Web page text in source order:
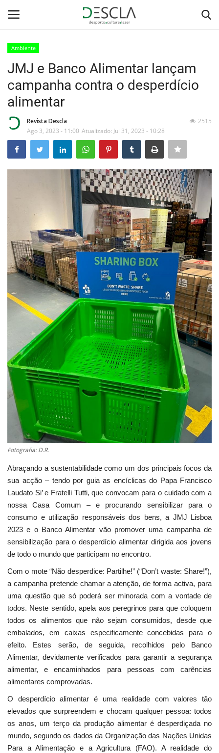
Home
Desporto
Sobre Nós
Educação
Estatuto Editorial
Saúde
Ficha técnica
Cultura
Ambiente
Ambiente
JMJ e Banco Alimentar lançam
campanha contra o desperdício
alimentar
Revista Descla
Ago 3, 2023 - 11:00 Atualizado: Jul 31, 2023 - 10:28
2515
Fotografia: D.R.
Abraçando a sustentabilidade como um dos principais focos da
sua acção – tendo por guia as encíclicas do Papa Francisco
Laudato Si’ e Fratelli Tutti, que convocam para o cuidado com a
nossa Casa Comum – e procurando sensibilizar para o
consumo e utilização responsáveis dos bens, a JMJ Lisboa
2023 e o Banco Alimentar vão promover uma campanha de
sensibilização para o desperdício alimentar dirigida aos jovens
de todo o mundo que participam no encontro.
Com o mote “Não desperdice: Partilhe!” (“Don’t waste: Share!”),
a campanha pretende chamar a atenção, de forma activa, para
uma questão que só poderá ser minorada com a vontade de
todos. Neste sentido, apela aos peregrinos para que coloquem
todos os alimentos que não sejam consumidos, desde que
embalados, em caixas especificamente concebidas para o
efeito. Estes serão, de seguida, recolhidos pelo Banco
Alimentar, devidamente verificados para garantir a segurança
alimentar, e encaminhados para pessoas com carências
alimentares comprovadas.
O desperdício alimentar é uma realidade com valores tão
elevados que surpreendem e chocam qualquer pessoa: todos
os anos, um terço da produção alimentar é desperdiçada no
mundo, segundo os dados da Organização das Nações Unidas
Para a Alimentação e a Agricultura (FAO). A realidade do